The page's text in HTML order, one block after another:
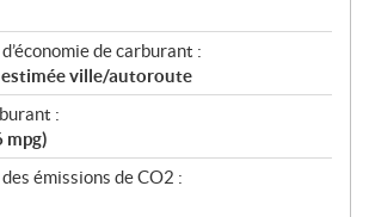
de carburant :
ville/autoroute
:
mpg)
émissions de CO2 :